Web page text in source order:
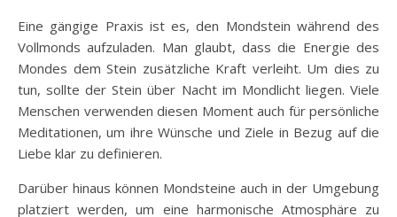
Eine gängige Praxis ist es, den Mondstein während des
Vollmonds aufzuladen. Man glaubt, dass die Energie des
Mondes dem Stein zusätzliche Kraft verleiht. Um dies zu
tun, sollte der Stein über Nacht im Mondlicht liegen. Viele
Menschen verwenden diesen Moment auch für persönliche
Meditationen, um ihre Wünsche und Ziele in Bezug auf die
Liebe klar zu definieren.
Darüber hinaus können Mondsteine auch in der Umgebung
platziert werden, um eine harmonische Atmosphäre zu